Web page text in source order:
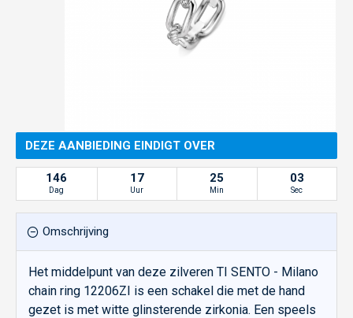
Omschrijving
Het middelpunt van deze zilveren TI SENTO - Milano
chain ring 12206ZI is een schakel die met de hand
gezet is met witte glinsterende zirkonia. Een speels
DEZE AANBIEDING EINDIGT OVER
146
Dag
17
Uur
25
Min
03
Sec